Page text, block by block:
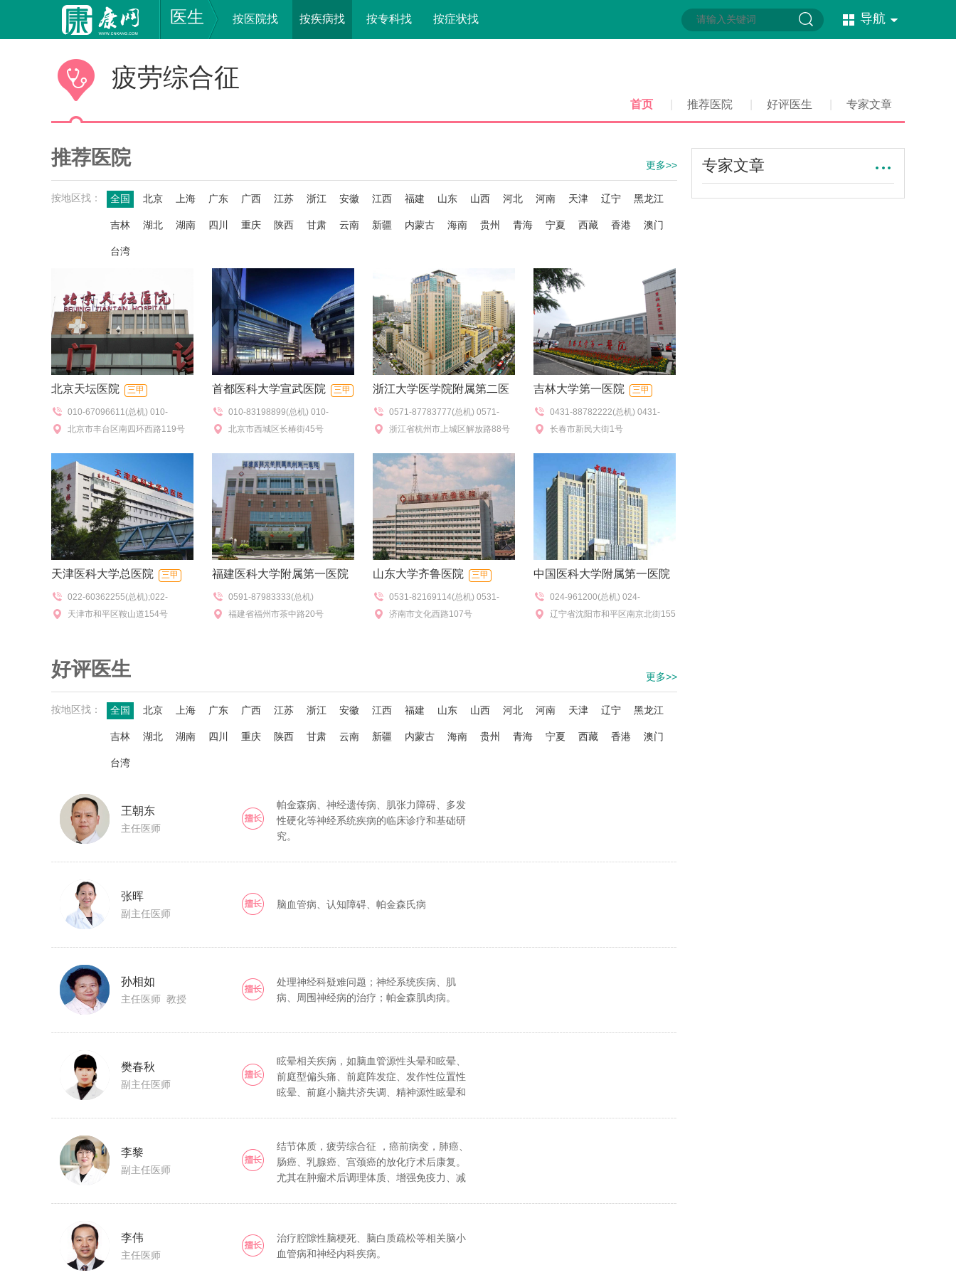
医生 按医院找 按疾病找 按专科找 按症状找 导航
疲劳综合征
首页 推荐医院 好评医生 专家文章
推荐医院 更多>>
按地区找： 全国 北京 上海 广东 广西 江苏 浙江 安徽 江西 福建 山东 山西 河北 河南 天津 辽宁 黑龙江
吉林 湖北 湖南 四川 重庆 陕西 甘肃 云南 新疆 内蒙古 海南 贵州 青海 宁夏 西藏 香港 澳门
台湾
北京天坛医院 三甲
010-67096611(总机) 010-
114(预约挂号),010-
咨询),010-67098577(特需门
诊),010-67096802(门诊办)
北京市丰台区南四环西路119号
首都医科大学宣武医院 三甲
010-83198899(总机) 010-
114(预约挂号),010-83198370(挂
诊),010-83198277(咨询电话)
北京市西城区长椿街45号
浙江大学医学院附属第二医
院 0571-87783777(总机) 0571-
87077272(查号),0571-
浙江省杭州市上城区解放路88号
吉林大学第一医院 三甲
0431-88782222(总机) 0431-
85612345(院服务台),0431-
84808114(分院)
长春市新民大街1号
天津医科大学总医院 三甲
022-60362255(总机);022-
60361301/1365(预约)
天津市和平区鞍山道154号
福建医科大学附属第一医院
三甲
0591-87983333(总机)
福建省福州市茶中路20号
山东大学齐鲁医院 三甲
0531-82169114(总机) 0531-
82169305(急救)
济南市文化西路107号
中国医科大学附属第一医院
三甲
024-961200(总机) 024-
83283888/2888(综合服务台)
辽宁省沈阳市和平区南京北街155
好评医生 更多>>
按地区找： 全国 北京 上海 广东 广西 江苏 浙江 安徽 江西 福建 山东 山西 河北 河南 天津 辽宁 黑龙江
吉林 湖北 湖南 四川 重庆 陕西 甘肃 云南 新疆 内蒙古 海南 贵州 青海 宁夏 西藏 香港 澳门
台湾
王朝东
主任医师
帕金森病、神经遗传病、肌张力障碍、多发
性硬化等神经系统疾病的临床诊疗和基础研
究。
张晖
副主任医师
脑血管病、认知障碍、帕金森氏病
孙相如
主任医师 教授
处理神经科疑难问题；神经系统疾病、肌
病、周围神经病的治疗；帕金森肌肉病。
樊春秋
副主任医师
眩晕相关疾病，如脑血管源性头晕和眩晕、
前庭型偏头痛、前庭阵发症、发作性位置性
眩晕、前庭小脑共济失调、精神源性眩晕和
窄等。
李黎
副主任医师
结节体质，疲劳综合征 ，癌前病变，肺癌、
肠癌、乳腺癌、宫颈癌的放化疗术后康复。
尤其在肿瘤术后调理体质、增强免疫力、减
李伟
主任医师
治疗腔隙性脑梗死、脑白质疏松等相关脑小
血管病和神经内科疾病。
专家文章